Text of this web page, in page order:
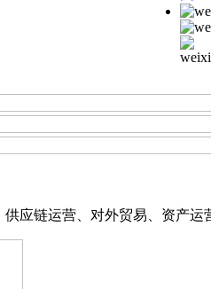
应链运营、对外贸易、资产运